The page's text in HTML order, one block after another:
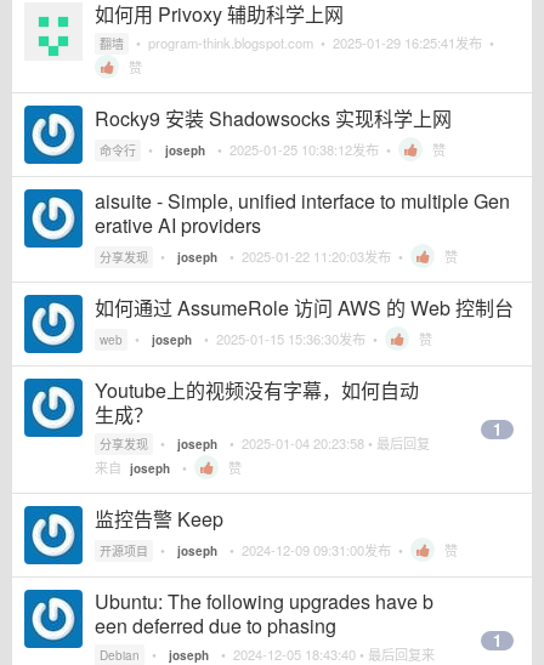
如何用 Privoxy 辅助科学上网
翻墙 • program-think.blogspot.com • 2025-01-29 16:25:41发布 •
赞
Rocky9 安装 Shadowsocks 实现科学上网
命令行 • joseph • 2025-01-25 10:38:12发布 • 赞
aisuite - Simple, unified interface to multiple Gen
erative AI providers
分享发现 • joseph • 2025-01-22 11:20:03发布 • 赞
如何通过 AssumeRole 访问 AWS 的 Web 控制台
web • joseph • 2025-01-15 15:36:30发布 • 赞
Youtube上的视频没有字幕，如何自动
生成？
分享发现 • joseph • 2025-01-04 20:23:58 • 最后回复
来自 joseph • 赞
1
监控告警 Keep
开源项目 • joseph • 2024-12-09 09:31:00发布 • 赞
Ubuntu: The following upgrades have b
een deferred due to phasing
Debian • joseph • 2024-12-05 18:43:40 • 最后回复来
1